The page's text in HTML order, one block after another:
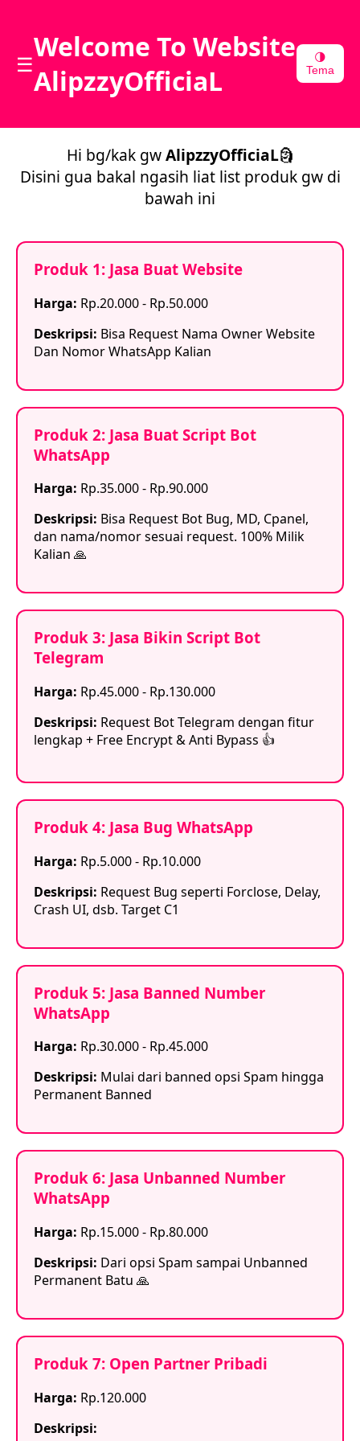
☰Welcome To Website
AlipzzyOfficiaL
🌗
Tema
Hi bg/kak gwAlipzzyOfficiaL🗿
Disini gua bakal ngasih liat list produk gw di
bawah ini
Produk 1: Jasa Buat Website
Harga: Rp.20.000 - Rp.50.000
Deskripsi: Bisa Request Nama Owner Website
Dan Nomor WhatsApp Kalian
Produk 2: Jasa Buat Script Bot
WhatsApp
Harga: Rp.35.000 - Rp.90.000
Deskripsi: Bisa Request Bot Bug, MD, Cpanel,
dan nama/nomor sesuai request. 100% Milik
Kalian 🙏
Produk 3: Jasa Bikin Script Bot
Telegram
Harga: Rp.45.000 - Rp.130.000
Deskripsi: Request Bot Telegram dengan fitur
lengkap + Free Encrypt & Anti Bypass 👍
Produk 4: Jasa Bug WhatsApp
Harga: Rp.5.000 - Rp.10.000
Deskripsi: Request Bug seperti Forclose, Delay,
Crash UI, dsb. Target C1
Produk 5: Jasa Banned Number
WhatsApp
Harga: Rp.30.000 - Rp.45.000
Deskripsi: Mulai dari banned opsi Spam hingga
Permanent Banned
Produk 6: Jasa Unbanned Number
WhatsApp
Harga: Rp.15.000 - Rp.80.000
Deskripsi: Dari opsi Spam sampai Unbanned
Permanent Batu 🙏
Produk 7: Open Partner Pribadi
Harga: Rp.120.000
Deskripsi: